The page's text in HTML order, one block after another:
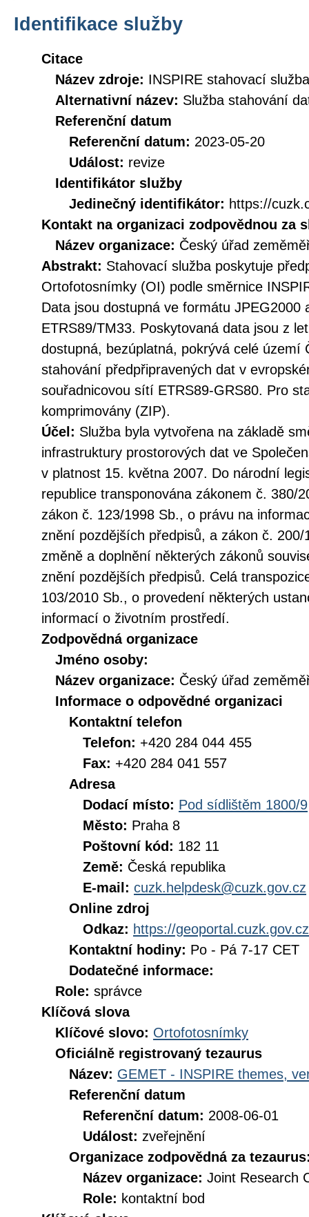
Identifikace služby
Citace
Název zdroje: INSPIRE stahovací
Alternativní název: Služba stahování
Referenční datum
Referenční datum: 2023-05-20
Událost: revize
Identifikátor služby
Jedinečný identifikátor: https://
Kontakt na organizaci zodpovědnou za
Název organizace: Český úřad
Abstrakt: Stahovací služba poskytuje
Ortofotosnímky (OI) podle směrnice
Data jsou dostupná ve formátu JPEG2000
ETRS89/TM33. Poskytovaná data jsou z
dostupná, bezúplatná, pokrývá celé území
stahování předpřipravených dat v
souřadnicovou sítí ETRS89-GRS80. Pro
komprimovány (ZIP).
Účel: Služba byla vytvořena na základě
infrastruktury prostorových dat ve
v platnost 15. května 2007. Do národní
republice transponována zákonem č. 380/
zákon č. 123/1998 Sb., o právu na
znění pozdějších předpisů, a zákon č.
změně a doplnění některých zákonů
znění pozdějších předpisů. Celá
103/2010 Sb., o provedení některých
informací o životním prostředí.
Zodpovědná organizace
Jméno osoby:
Název organizace: Český úřad
Informace o odpovědné organizaci
Kontaktní telefon
Telefon: +420 284 044 455
Fax: +420 284 041 557
Adresa
Dodací místo: Pod sídlištěm 1800/9
Město: Praha 8
Poštovní kód: 182 11
Země: Česká republika
E-mail: cuzk.helpdesk@cuzk.gov.cz
Online zdroj
Odkaz: https://geoportal.cuzk.gov.cz
Kontaktní hodiny: Po - Pá 7-17 CET
Dodatečné informace:
Role: správce
Klíčová slova
Klíčové slovo: Ortofotosnímky
Oficiálně registrovaný tezaurus
Název: GEMET - INSPIRE themes,
Referenční datum
Referenční datum: 2008-06-01
Událost: zveřejnění
Organizace zodpovědná za
Název organizace: Joint Research
Role: kontaktní bod